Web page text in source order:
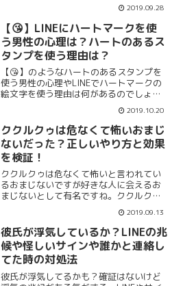
すが好きな人にどのようなアプローチを
するのか、好きになったらアプローチを
するといいのかまとめます。シャイな男
性が好きな人にする脈ありサインも紹介
します。
2019.09.28
【😘】LINEにハートマークを使
う男性の心理は？ハートのあるス
タンプを使う理由は？
【😘】のようなハートのあるスタンプを
使う男性の心理やLINEでハートマークの
絵文字を使う理由は何があるのでしょう
か？ 脈ありと判断しても良いのか？ ただ
軽いだけの男性の可能性も？ハートがあ
るスタンプやハートマークの絵文字を使
う男性の心理や理...
2019.10.20
ククルクゥは危なくて怖いおまじ
ないだった？正しいやり方と効果
を検証！
ククルクゥは危なくて怖いと言われてい
るおまじないですが好きな人に会えるお
まじないとして有名ですね。ククルクゥ
が危ない理由や怖いと言われる原因、正
しいやり方と本当の効果をまとめます。
新月の満月の日に行うと強力な効果が得
られると言われているが本当なのでしょ
うか。
2019.09.13
彼氏が浮気しているか？LINEの兆
候や怪しいサインや誰かと連絡し
てた時の対処法
彼氏が浮気してるかも？確証はないけど